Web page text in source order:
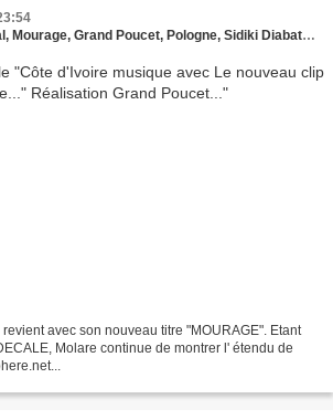
Diabaté And Pascal L, Ma solange oussou, New York, Blues, France, Love Paris, Music, Afrique, Sony, Hollywood, Cote d'Ivoire , Europe
avec son nouveau titre "MOURAGE". Etant
Molare continue de montrer l' étendu de